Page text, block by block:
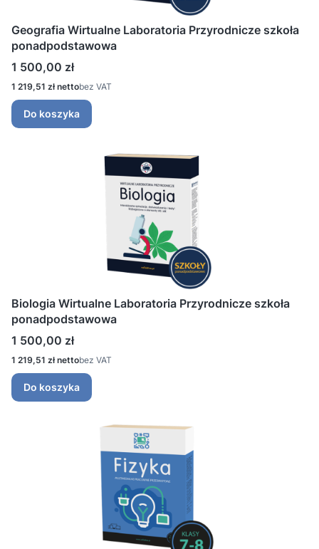
Geografia Wirtualne Laboratoria Przyrodnicze szkoła
ponadpodstawowa
Cena
1 500,00 zł
Cena
1 219,51 zł bez VAT
Do koszyka
Biologia Wirtualne Laboratoria Przyrodnicze szkoła
ponadpodstawowa
Cena
1 500,00 zł
Cena
1 219,51 zł bez VAT
Do koszyka